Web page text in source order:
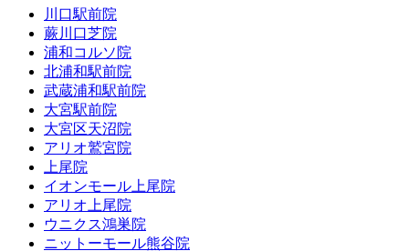
川口駅前院
蕨川口芝院
浦和コルソ院
北浦和駅前院
武蔵浦和駅前院
大宮駅前院
大宮区天沼院
アリオ鷲宮院
上尾院
イオンモール上尾院
アリオ上尾院
ウニクス鴻巣院
ニットーモール熊谷院